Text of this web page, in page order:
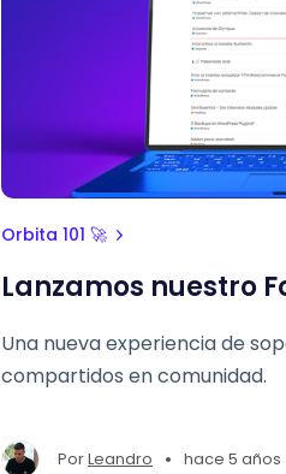
Orbita 101 🚀
Lanzamos nuestro
Una nueva experiencia de
compartidos en comunidad.
PorLeandro • hace 5 años